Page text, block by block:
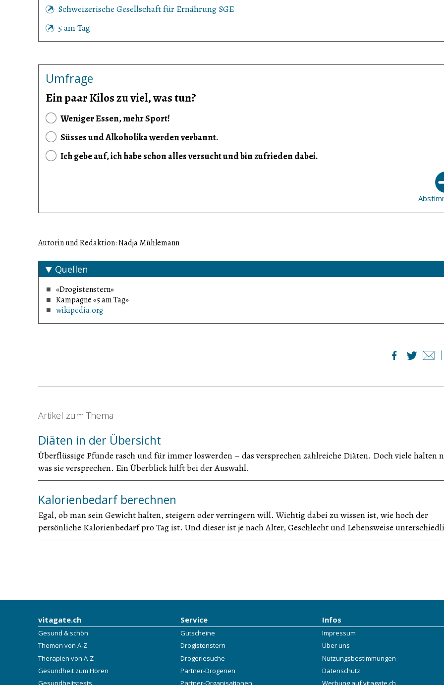
Schweizerische Gesellschaft für Ernährung SGE
5 am Tag
Umfrage
Ein paar Kilos zu viel, was tun?
Weniger Essen, mehr Sport!
Süsses und Alkoholika werden verbannt.
Ich gebe auf, ich habe schon alles versucht und bin zufrieden dabei.
Autorin und Redaktion: Nadja Mühlemann
Quellen
«Drogistenstern»
Kampagne «5 am Tag»
wikipedia.org
Artikel zum Thema
Diäten in der Übersicht
Überflüssige Pfunde rasch und für immer loswerden – das versprechen zahlreiche Diäten. Doch viele halten
was sie versprechen. Ein Überblick hilft bei der Auswahl.
Kalorienbedarf berechnen
Egal, ob man sein Gewicht halten, steigern oder verringern will. Wichtig dabei zu wissen ist, wie hoch der
persönliche Kalorienbedarf pro Tag ist. Und dieser ist je nach Alter, Geschlecht und Lebensweise
vitagate.ch
Gesund & schön
Themen von A-Z
Therapien von A-Z
Gesundheit zum Hören
Service
Gutscheine
Drogistenstern
Drogeriesuche
Partner-Drogerien
Infos
Impressum
Über uns
Nutzungsbestimmungen
Datenschutz